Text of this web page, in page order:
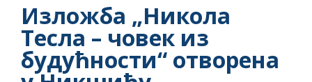
Изложба „Никола
Тесла – човек из
будућности“ отворена